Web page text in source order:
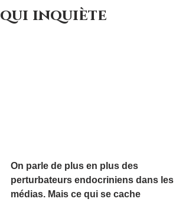
qui inquiète
On parle de plus en plus des
perturbateurs endocriniens dans les
médias. Mais ce qui se cache